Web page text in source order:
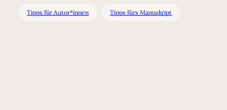
Tipps für Autor*innen Tipps fürs Manuskript